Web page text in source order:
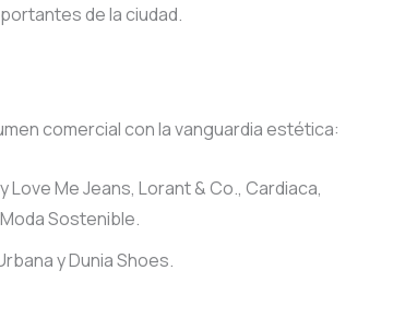
de la ciudad.
comercial con la vanguardia estética:
Love Me Jeans, Lorant & Co., Cardiaca,
Sostenible.
y Dunia Shoes.